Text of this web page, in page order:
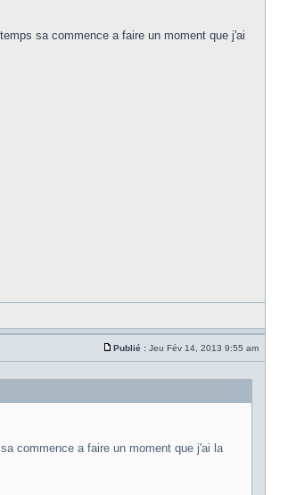
sa commence a faire un moment que j'ai
Publié : Jeu Fév 14, 2013 9:55 am
commence a faire un moment que j'ai la